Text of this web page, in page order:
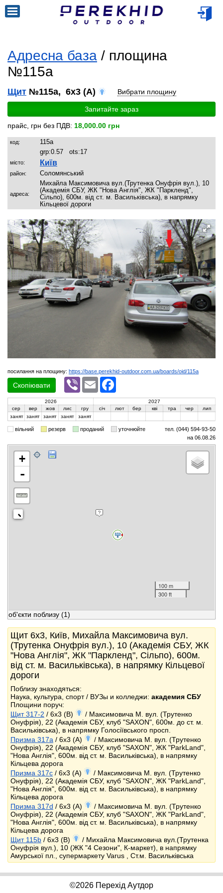
Адресна база / площина
№115a
Щит №115a, 6x3 (A) Вибрати площину
Запитайте зараз
прайс, грн без ПДВ: 18,000.00 грн
код:
115a
grp:0.57 ots:17
місто: Київ
район: Соломянський
адреса:
Михайла Максимовича вул.(Трутенка Онуфрія вул.), 10
(Академія СБУ, ЖК "Нова Англія", ЖК "Паркленд",
Сільпо), 600м. від ст. м. Васильківська), в напрямку
Кільцевої дороги
посилання на площину: https://base.perekhid-outdoor.com.ua/boards/oid/115a
Скопіювати
Viber Email
2026
2027
сер
вер жов лис гру січ лют бер кві тра чер
лип
занят занят занят занят занят
вільний резерв проданий уточнюйте
тел. (044) 594-93-50
на 06.08.26
+
-
100 m
300 ft
об'єкти поблизу (1)
Щит 6x3, Київ, Михайла Максимовича вул.
(Трутенка Онуфрія вул.), 10 (Академія СБУ, ЖК
"Нова Англія", ЖК "Паркленд", Сільпо), 600м.
від ст. м. Васильківська), в напрямку Кільцевої
дороги
Поблизу знаходяться:
Наука, культура, спорт / ВУЗы и колледжи: академия СБУ
Площини поруч:
Щит 317-2 / 6x3 (B)
/ Максимовича М. вул. (Трутенко
Онуфрія), 22 (Академія СБУ, клуб "SAXON", 600м. до ст. м.
Васильківська), в напрямку Голосіївського просп.
Призма 317a / 6x3 (A)
/ Максимовича М. вул. (Трутенко
Онуфрія), 22 (Академія СБУ, клуб "SAXON", ЖК "ParkLand",
"Нова Англія", 600м. від ст. м. Васильківська), в напрямку
Кільцева дорога
Призма 317c / 6x3 (A)
/ Максимовича М. вул. (Трутенко
Онуфрія), 22 (Академія СБУ, клуб "SAXON", ЖК "ParkLand",
"Нова Англія", 600м. від ст. м. Васильківська), в напрямку
Кільцева дорога
Призма 317d / 6x3 (A)
/ Максимовича М. вул. (Трутенко
Онуфрія), 22 (Академія СБУ, клуб "SAXON", ЖК "ParkLand",
"Нова Англія", 600м. від ст. м. Васильківська), в напрямку
Кільцева дорога
Щит 115b / 6x3 (B)
/ Михайла Максимовича вул.(Трутенка
Онуфрія вул.), 10 (ЖК "4 Сезони", К-маркет), в напрямку
Амурської пл., супермаркету Varus , Ст.м. Васильківська
©2026 Перехід Аутдор